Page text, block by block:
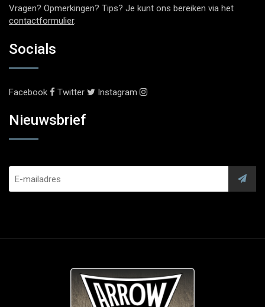
Vragen? Opmerkingen? Tips? Je kunt ons bereiken via het
contactformulier.
Socials
Facebook Twitter Instagram
Nieuwsbrief